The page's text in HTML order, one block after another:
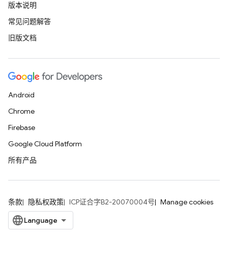
版本说明
常见问题解答
旧版文档
Android
Chrome
Firebase
Google Cloud Platform
所有产品
条款 隐私权政策 ICP证合字B2-20070004号 Manage cookies